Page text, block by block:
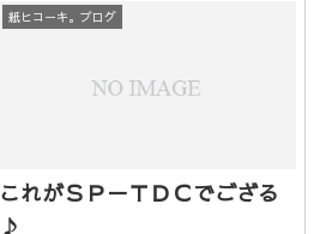
紙ヒコーキ。ブログ
これがＳＰ－ＴＤＣでござる
♪